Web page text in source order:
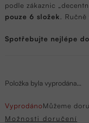
podle zákaznic
pouze 6 složek. Ručně
Spotřebujte nejlépe
Položka byla vyprodána…
VyprodánoMůžeme
Možnosti doručení